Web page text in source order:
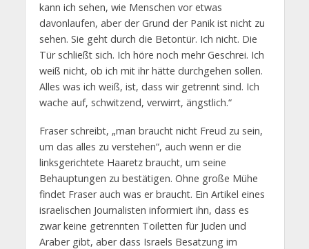
kann ich sehen, wie Menschen vor etwas
davonlaufen, aber der Grund der Panik ist nicht zu
sehen. Sie geht durch die Betontür. Ich nicht. Die
Tür schließt sich. Ich höre noch mehr Geschrei. Ich
weiß nicht, ob ich mit ihr hätte durchgehen sollen.
Alles was ich weiß, ist, dass wir getrennt sind. Ich
wache auf, schwitzend, verwirrt, ängstlich.“
Fraser schreibt, „man braucht nicht Freud zu sein,
um das alles zu verstehen“, auch wenn er die
linksgerichtete Haaretz braucht, um seine
Behauptungen zu bestätigen. Ohne große Mühe
findet Fraser auch was er braucht. Ein Artikel eines
israelischen Journalisten informiert ihn, dass es
zwar keine getrennten Toiletten für Juden und
Araber gibt, aber dass Israels Besatzung im